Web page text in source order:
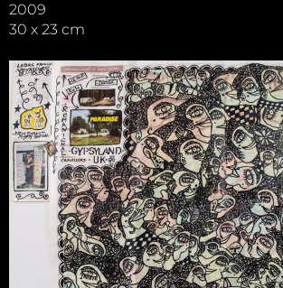
2009
30 x 23 cm